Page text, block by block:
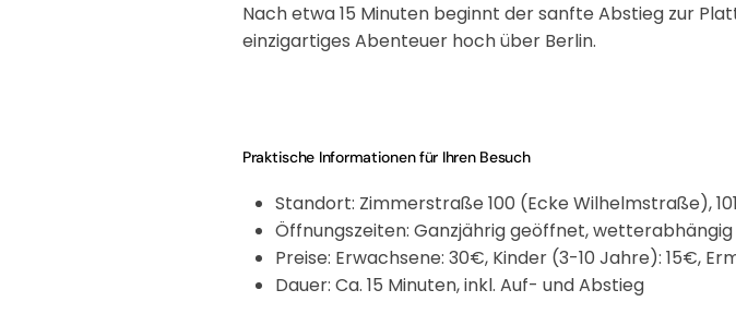
Nach etwa 15 Minuten beginnt der sanfte Abstieg zur
einzigartiges Abenteuer hoch über Berlin.
Praktische Informationen für Ihren Besuch
Standort: Zimmerstraße 100 (Ecke Wilhelmstraße),
Öffnungszeiten: Ganzjährig geöffnet, wetterabhängig
Preise: Erwachsene: 30€, Kinder (3-10 Jahre): 15€,
Dauer: Ca. 15 Minuten, inkl. Auf- und Abstieg